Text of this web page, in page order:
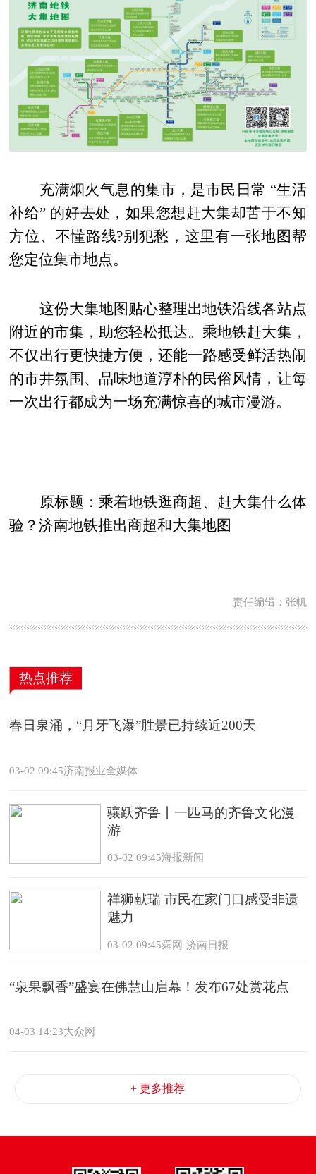
充满烟火气息的集市，是市民日常 “生活
补给” 的好去处，如果您想赶大集却苦于不知
方位、不懂路线?别犯愁，这里有一张地图帮
您定位集市地点。
这份大集地图贴心整理出地铁沿线各站点
附近的市集，助您轻松抵达。乘地铁赶大集，
不仅出行更快捷方便，还能一路感受鲜活热闹
的市井氛围、品味地道淳朴的民俗风情，让每
一次出行都成为一场充满惊喜的城市漫游。
原标题：乘着地铁逛商超、赶大集什么体
验？济南地铁推出商超和大集地图
责任编辑：张帆
热点推荐
春日泉涌，“月牙飞瀑”胜景已持续近200天
03-02 09:45济南报业全媒体
骧跃齐鲁丨一匹马的齐鲁文化漫
游
03-02 09:45海报新闻
祥狮献瑞 市民在家门口感受非遗
魅力
03-02 09:45舜网-济南日报
“泉果飘香”盛宴在佛慧山启幕！发布67处赏花点
04-03 14:23大众网
+ 更多推荐